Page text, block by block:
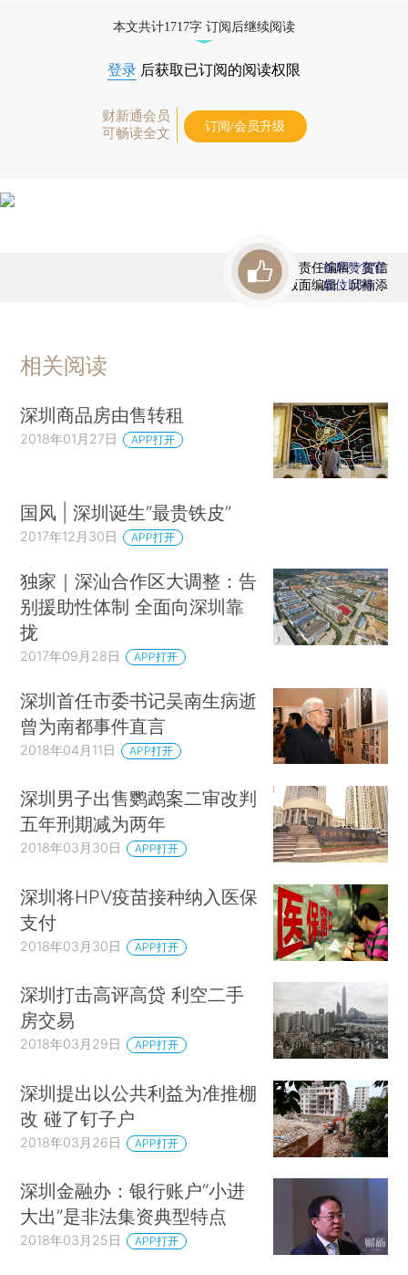
本文共计1717字 订阅后继续阅读
登录 后获取已订阅的阅读权限
财新通会员
可畅读全文
订阅/会员升级
责任编辑：贺信
版面编辑：邱楠添
首席赞赏官
虚位以待
相关阅读
深圳商品房由售转租
2018年01月27日 APP打开
国风 | 深圳诞生“最贵铁皮”
2017年12月30日 APP打开
独家｜深汕合作区大调整：告
别援助性体制 全面向深圳靠
拢
2017年09月28日 APP打开
深圳首任市委书记吴南生病逝
曾为南都事件直言
2018年04月11日 APP打开
深圳男子出售鹦鹉案二审改判
五年刑期减为两年
2018年03月30日 APP打开
深圳将HPV疫苗接种纳入医保
支付
2018年03月30日 APP打开
深圳打击高评高贷 利空二手
房交易
2018年03月29日 APP打开
深圳提出以公共利益为准推棚
改 碰了钉子户
2018年03月26日 APP打开
深圳金融办：银行账户“小进
大出”是非法集资典型特点
2018年03月25日 APP打开